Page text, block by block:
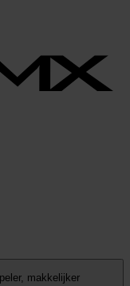
makkelijker